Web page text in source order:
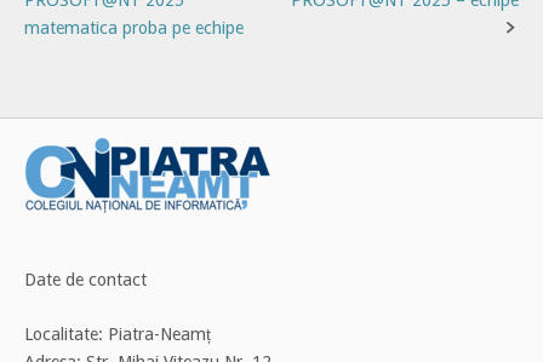
navigation
matematica proba pe echipe
Date de contact
Localitate: Piatra-Neamț